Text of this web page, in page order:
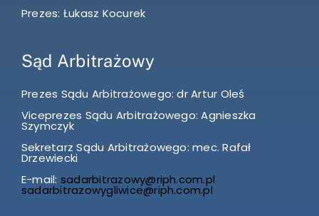
Prezes: Łukasz Kocurek
Sąd Arbitrażowy
Prezes Sądu Arbitrażowego: dr Artur Oleś
Viceprezes Sądu Arbitrażowego: Agnieszka
Szymczyk
Sekretarz Sądu Arbitrażowego: mec. Rafał
Drzewiecki
E-mail: sadarbitrazowy@riph.com.pl
sadarbitrazowygliwice@riph.com.pl